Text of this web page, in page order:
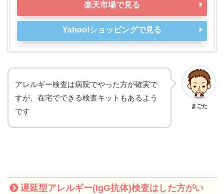
楽天市場で見る
Yahoo!ショッピングで見る
まごた
アレルギー検査は病院でやった方が確実で
すが、在宅でできる検査キットもあるよう
です
遅延型アレルギー(IgG抗体)検査はした方がい